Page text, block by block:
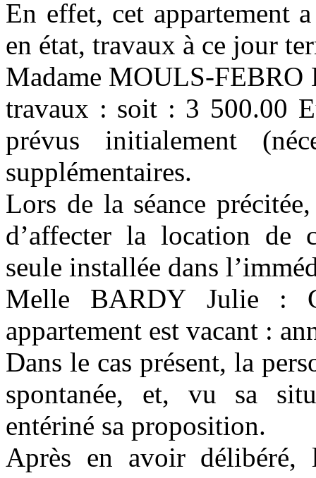
En effet, cet appartement
en état, travaux à ce jour
Madame MOULS-FEBRO
travaux : soit : 3 500.00
prévus initialement
supplémentaires.
Lors de la séance
d’affecter la location de
seule installée dans
Melle BARDY Julie :
appartement est vacant :
Dans le cas présent, la
spontanée, et, vu sa
entériné sa proposition.
Après en avoir